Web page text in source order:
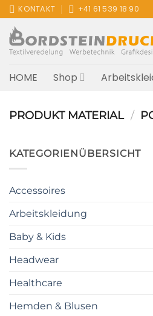
Zum
Inhalt
springen
KONTAKT +41 61 539 18 90
HOME Shop
PRODUKT MATERIAL /
KATEGORIENÜBERSICHT
Accessoires
Arbeitskleidung
Baby & Kids
Headwear
Healthcare
Hemden & Blusen